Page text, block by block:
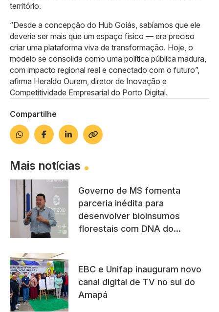
território.
“Desde a concepção do Hub Goiás, sabíamos que ele
deveria ser mais que um espaço físico — era preciso
criar uma plataforma viva de transformação. Hoje, o
modelo se consolida como uma política pública madura,
com impacto regional real e conectado com o futuro”,
afirma Heraldo Ourem, diretor de Inovação e
Competitividade Empresarial do Porto Digital.
Compartilhe
Mais notícias
Governo de MS fomenta
parceria inédita para
desenvolver bioinsumos
florestais com DNA do
EBC e Unifap inauguram novo
canal digital de TV no sul do
Amapá